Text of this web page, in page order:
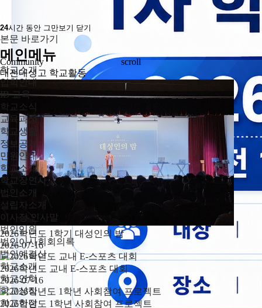
24시간 동안 그만보기 닫기
본문 바로가기
메인메뉴
학교소개
입학안내
IB 교육
학교소식
교육과정
학교생활
정보공개
민원안내
학교소개
학교장인사
법인소개
설립자소개
이사장 인사말
법인임원
법인이사회회의록
법인예결산
학교소개
학교연혁
학교상징
학교헌장
scroll
Community
대전대성고 학교활동
2026학년도 1학기 대성인의 밤
2026-07-16
2026학년도 교내 E-스포츠 대회
2026-07-16
2026학년도 1학년 사회참여 프로젝트